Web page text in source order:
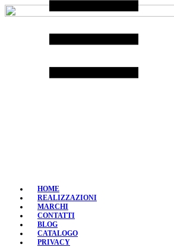
Skip
to
HOME
REALIZZAZIONI
MARCHI
CONTATTI
BLOG
CATALOGO
PRIVACY